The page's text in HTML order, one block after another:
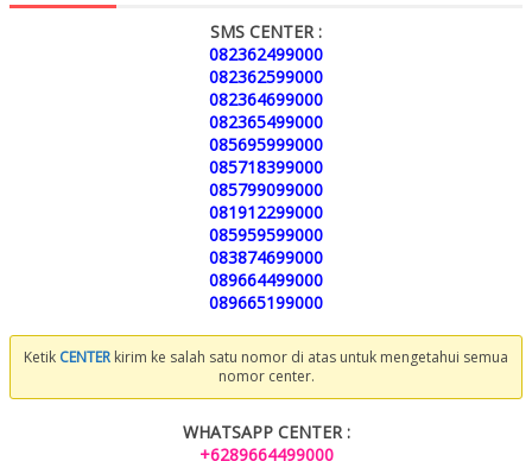
SMS CENTER :
082362499000
082362599000
082364699000
082365499000
085695999000
085718399000
085799099000
081912299000
085959599000
083874699000
089664499000
089665199000
Ketik CENTER kirim ke salah satu nomor di atas untuk mengetahui semua
nomor center.
WHATSAPP CENTER :
+6289664499000